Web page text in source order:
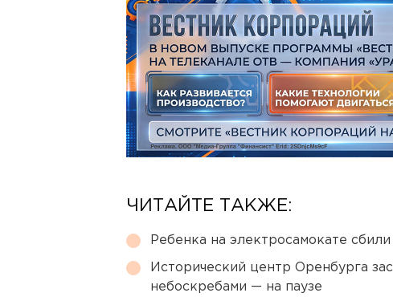
ЧИТАЙТЕ ТАКЖЕ:
Ребенка на электросамокате
Исторический центр Оренбурга
небоскребами — на паузе